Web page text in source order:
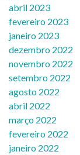
abril 2023
fevereiro 2023
janeiro 2023
dezembro 2022
novembro 2022
setembro 2022
agosto 2022
abril 2022
março 2022
fevereiro 2022
janeiro 2022